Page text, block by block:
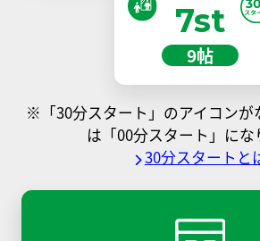
7st
9帖
※「30分スタート」のアイコンが
は「00分スタート」にな
30分スタートと